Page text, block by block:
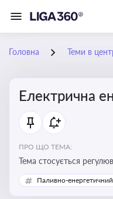
Головна Теми в
Електрична
ПРО ЩО ТЕМА:
Тема стосується
включаючи її
стимули для
Паливно-